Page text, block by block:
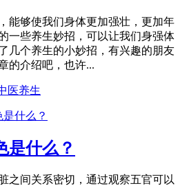
能够使我们身体更加强壮，更加年
一些养生妙招，可以让我们身强体
几个养生的小妙招，有兴趣的朋友
的介绍吧，也许...
医养生
是什么？
之间关系密切，通过观察五官可以